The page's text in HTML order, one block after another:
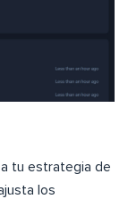
tu estrategia de
los